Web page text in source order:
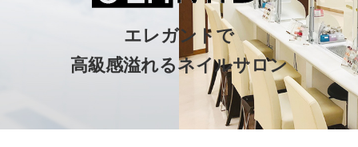
エレガントで
高級感溢れるネイルサロン